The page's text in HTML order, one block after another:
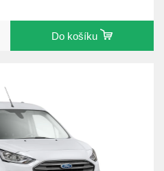
Do košíku